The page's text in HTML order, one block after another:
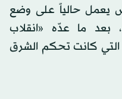
يعمل حالياً على وضع
بعد ما عدّه «انقلاب
التي كانت تحكم الشرق